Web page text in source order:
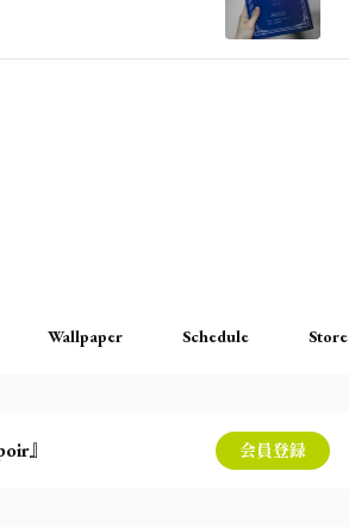
Wallpaper Schedule Store
』 会員登録